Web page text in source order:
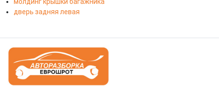
молдинг крышки багажника
дверь задняя левая